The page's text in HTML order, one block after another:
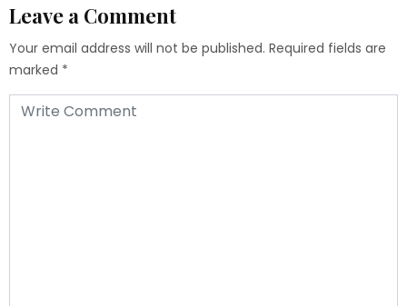
Leave a Comment
Your email address will not be published. Required fields are
marked *